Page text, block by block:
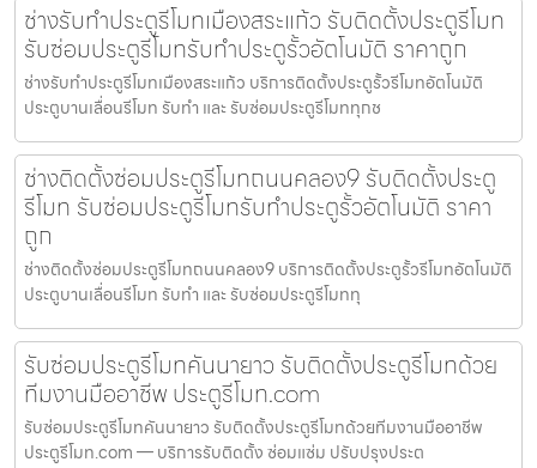
ช่างรับทำประตูรีโมทเมืองสระแก้ว รับติดตั้งประตูรีโมท
รับซ่อมประตูรีโมทรับทำประตูรั้วอัตโนมัติ ราคาถูก
ช่างรับทำประตูรีโมทเมืองสระแก้ว บริการติดตั้งประตูรั้วรีโมทอัตโนมัติ
ประตูบานเลื่อนรีโมท รับทำ และ รับซ่อมประตูรีโมททุกช
ช่างติดตั้งซ่อมประตูรีโมทถนนคลอง9 รับติดตั้งประตู
รีโมท รับซ่อมประตูรีโมทรับทำประตูรั้วอัตโนมัติ ราคา
ถูก
ช่างติดตั้งซ่อมประตูรีโมทถนนคลอง9 บริการติดตั้งประตูรั้วรีโมทอัตโนมัติ
ประตูบานเลื่อนรีโมท รับทำ และ รับซ่อมประตูรีโมททุ
รับซ่อมประตูรีโมทคันนายาว รับติดตั้งประตูรีโมทด้วย
ทีมงานมืออาชีพ ประตูรีโมท.com
รับซ่อมประตูรีโมทคันนายาว รับติดตั้งประตูรีโมทด้วยทีมงานมืออาชีพ
ประตูรีโมท.com — บริการรับติดตั้ง ซ่อมแซ่ม ปรับปรุงประต